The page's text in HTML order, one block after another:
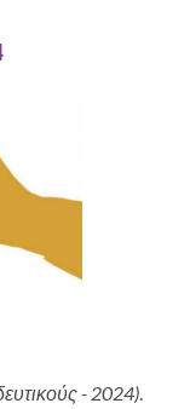
- 2024).